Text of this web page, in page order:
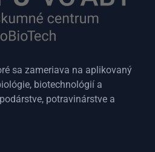
sa zameriava na aplikovaný
biotechnológií a
potravinárstve a